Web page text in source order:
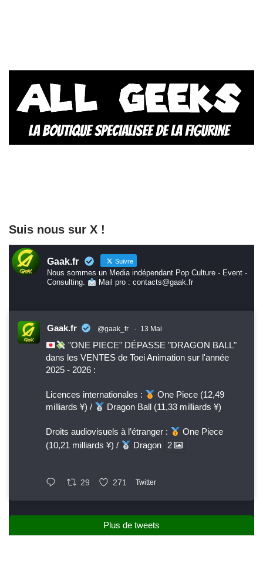
Suis nous sur X !
Gaak.fr Suivre
Nous sommes un Media indépendant Pop Culture - Event -
Consulting.
Mail pro : contacts@gaak.fr
Gaak.fr @gaak_fr · 13 Mai
"ONE PIECE" DÉPASSE "DRAGON BALL"
dans les VENTES de Toei Animation sur l'année
2025 - 2026 :
Licences internationales :
One Piece (12,49
milliards ¥) /
Dragon Ball (11,33 milliards ¥)
Droits audiovisuels à l’étranger :
One Piece
(10,21 milliards ¥) /
Dragon 2
29 271 Twitter
Plus de tweets